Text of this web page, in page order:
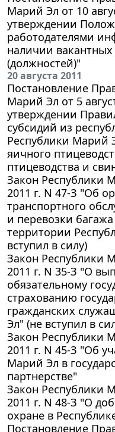
Марий Эл от 10
утверждении
работодателями
наличии
(должностей)"
20 августа 2011
Постановление
Марий Эл от 5
утверждении
субсидий из
Республики Марий
яичного
птицеводства и
Закон Республики
2011 г. N 47-З "Об
транспортного
и перевозки
территории
вступил в силу)
Закон Республики
2011 г. N 35-З "О
обязательному
страхованию
гражданских
Эл" (не вступил в
Закон Республики
2011 г. N 45-З "Об
Марий Эл в
партнерстве"
Закон Республики
2011 г. N 48-З "О
охране в
Постановление